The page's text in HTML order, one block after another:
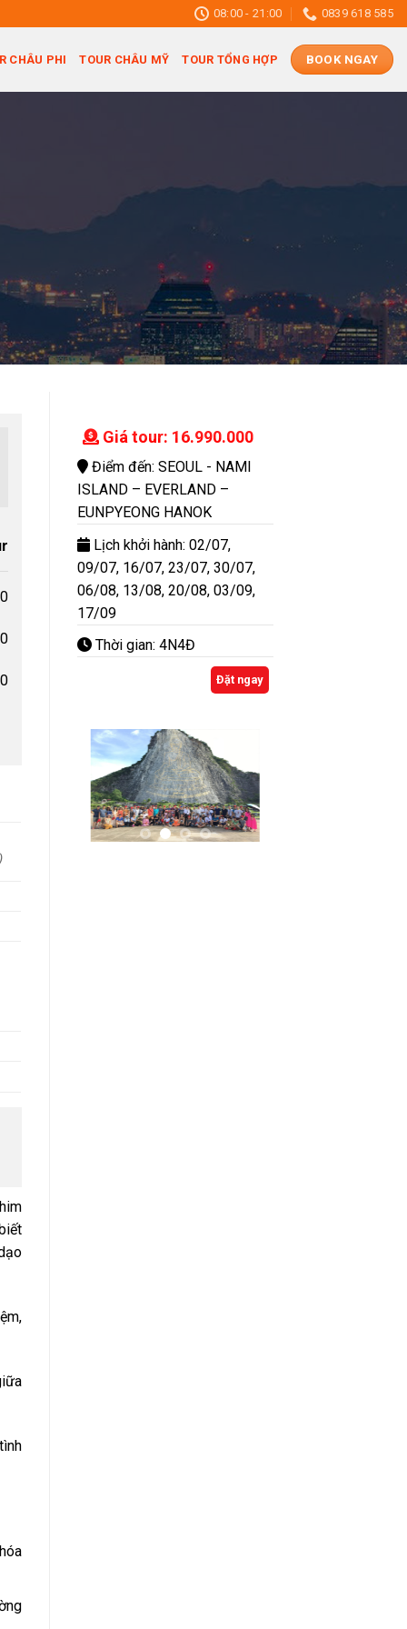
08:00 - 21:00 0839 618 585
CHÂU PHI TOUR CHÂU MỸ TOUR TỔNG HỢP BOOK NGAY
Giá tour: 16.990.000
Điểm đến: SEOUL - NAMI
ISLAND – EVERLAND –
EUNPYEONG HANOK
Lịch khởi hành: 02/07,
09/07, 16/07, 23/07, 30/07,
06/08, 13/08, 20/08, 03/09,
17/09
Thời gian: 4N4Đ
Đặt ngay